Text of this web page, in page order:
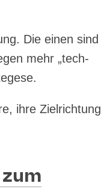
Die einen sind
mehr „tech­
ihre Ziel­rich­tung